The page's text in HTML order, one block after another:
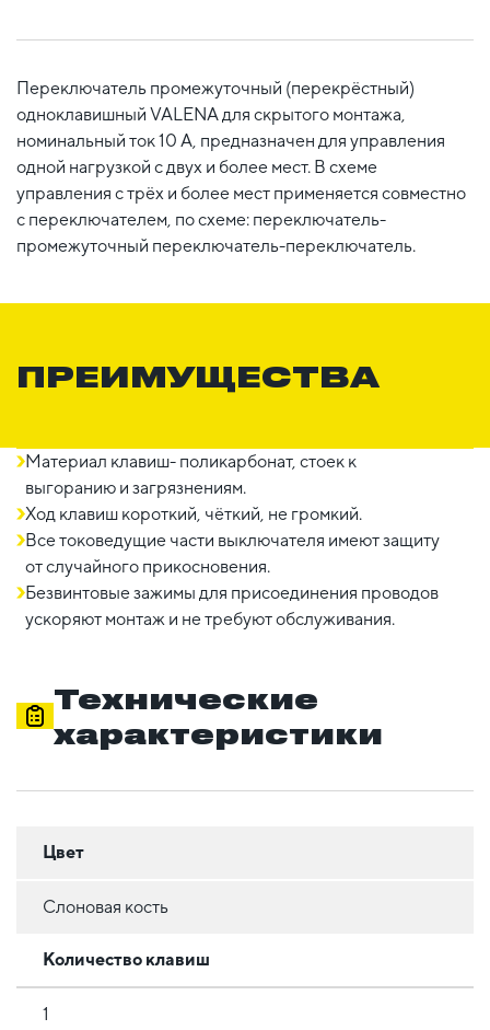
Переключатель промежуточный (перекрёстный)
одноклавишный VALENA для скрытого монтажа,
номинальный ток 10 А, предназначен для управления
одной нагрузкой с двух и более мест. В схеме
управления с трёх и более мест применяется совместно
с переключателем, по схеме: переключатель-
промежуточный переключатель-переключатель.
ПРЕИМУЩЕСТВА
Материал клавиш- поликарбонат, стоек к
выгоранию и загрязнениям.
Ход клавиш короткий, чёткий, не громкий.
Все токоведущие части выключателя имеют защиту
от случайного прикосновения.
Безвинтовые зажимы для присоединения проводов
ускоряют монтаж и не требуют обслуживания.
Технические
характеристики
Цвет
Слоновая кость
Количество клавиш
1